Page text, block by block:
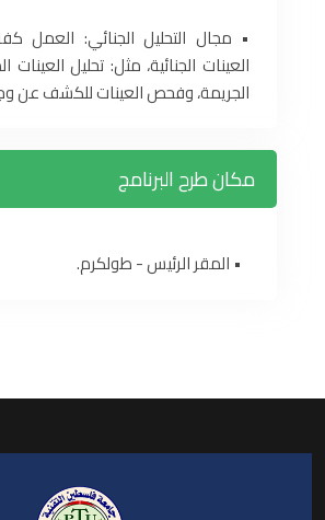
• مجال التحليل الجنائي: العمل
العينات الجنائية، مثل: تحليل
الجريمة، وفحص العينات للكشف عن
مكان طرح البرنامج
• المقر الرئيس - طولكرم.